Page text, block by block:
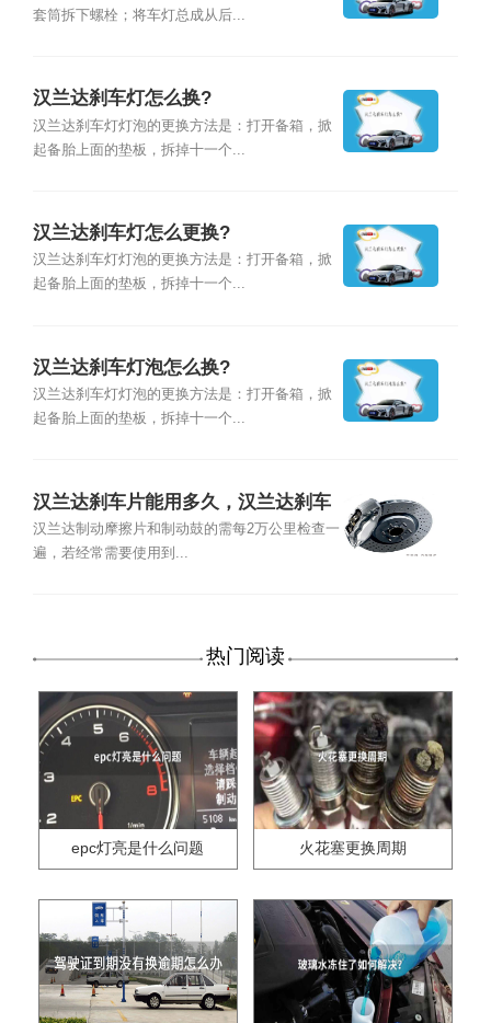
套筒拆下螺栓；将车灯总成从后...
汉兰达刹车灯怎么换?
汉兰达刹车灯灯泡的更换方法是：打开备箱，掀
起备胎上面的垫板，拆掉十一个...
汉兰达刹车灯怎么更换?
汉兰达刹车灯灯泡的更换方法是：打开备箱，掀
起备胎上面的垫板，拆掉十一个...
汉兰达刹车灯泡怎么换?
汉兰达刹车灯灯泡的更换方法是：打开备箱，掀
起备胎上面的垫板，拆掉十一个...
汉兰达刹车片能用多久，汉兰达刹车
片多久更换
汉兰达制动摩擦片和制动鼓的需每2万公里检查一
遍，若经常需要使用到...
热门阅读
epc灯亮是什么问题 火花塞更换周期